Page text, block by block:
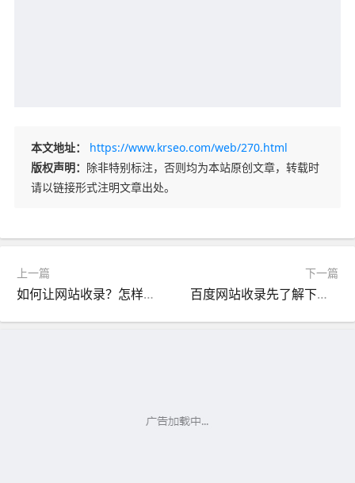
本文地址：
https://www.krseo.com/web/270.html
版权声明： 除非特别标注，否则均为本站原创文章，转载时
请以链接形式注明文章出处。
上一篇
如何让网站收录？怎样让网页被搜索引擎收录？
下一篇
百度网站收录先了解下搜索引擎的工作原理